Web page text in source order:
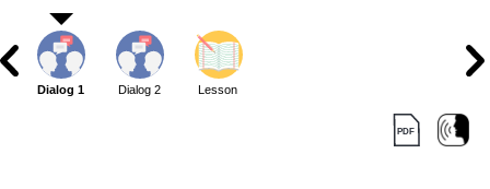
Dialog 1 Dialog 2 Lesson